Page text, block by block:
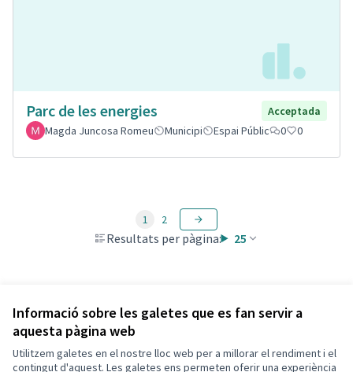
Informació sobre les galetes que es fan servir a
aquesta pàgina web
Utilitzem galetes en el nostre lloc web per a millorar el rendiment i el
contingut d'aquest. Les galetes ens permeten oferir una experiència
Parc de les energies
Acceptada
Magda Juncosa Romeu
Municipi Espai Públic 0 0
Resultats per pàgina: 25
1 2
Veure totes les propostes retirades
Termes i condicions d'ús